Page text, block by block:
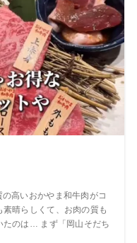
高いおかやま和牛肉がコ
晴らしくて、お肉の質も
たのは… まず「岡山そだち